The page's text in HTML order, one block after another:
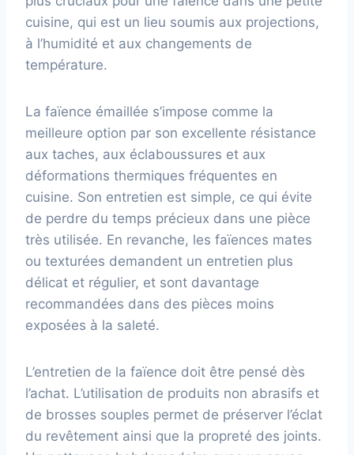
cuisine, qui est un lieu soumis aux projections,
à l’humidité et aux changements de
température.
La faïence émaillée s’impose comme la
meilleure option par son excellente résistance
aux taches, aux éclaboussures et aux
déformations thermiques fréquentes en
cuisine. Son entretien est simple, ce qui évite
de perdre du temps précieux dans une pièce
très utilisée. En revanche, les faïences mates
ou texturées demandent un entretien plus
délicat et régulier, et sont davantage
recommandées dans des pièces moins
exposées à la saleté.
L’entretien de la faïence doit être pensé dès
l’achat. L’utilisation de produits non abrasifs et
de brosses souples permet de préserver l’éclat
du revêtement ainsi que la propreté des joints.